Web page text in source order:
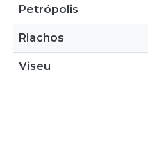
Petrópolis
Riachos
Viseu